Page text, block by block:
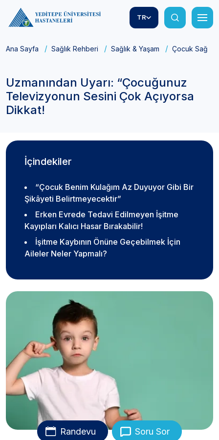
TR
Ana Sayfa Sağlık Rehberi Sağlık & Yaşam Çocuk Sağlığı
Uzmanından Uyarı: “Çocuğunuz
Televizyonun Sesini Çok Açıyorsa
Dikkat!
İçindekiler
“Çocuk Benim Kulağım Az Duyuyor Gibi Bir
Şikâyeti Belirtmeyecektir”
Erken Evrede Tedavi Edilmeyen İşitme
Kayıpları Kalıcı Hasar Bırakabilir!
İşitme Kaybının Önüne Geçebilmek İçin
Aileler Neler Yapmalı?
Randevu Soru Sor